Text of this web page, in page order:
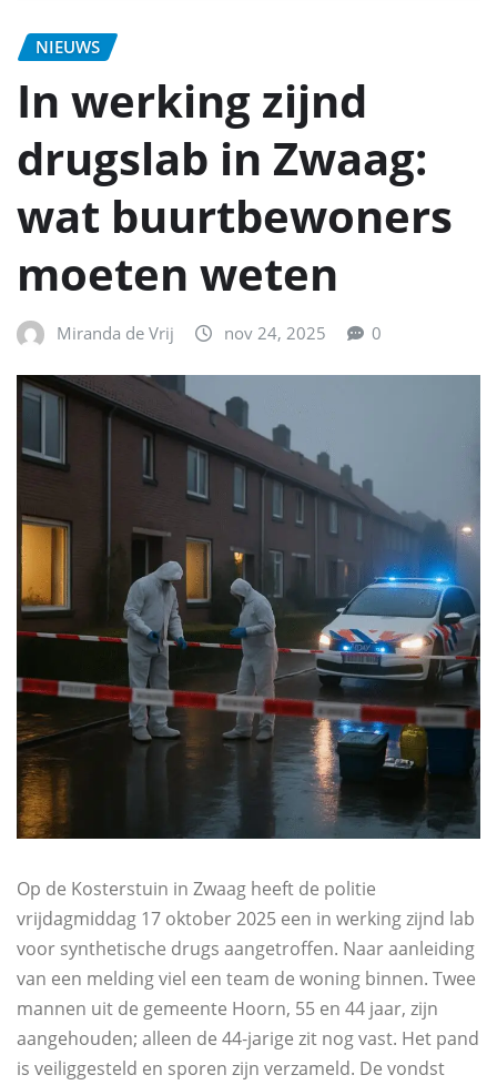
NIEUWS
In werking zijnd
drugslab in Zwaag:
wat buurtbewoners
moeten weten
Miranda de Vrij nov 24, 2025 0
Op de Kosterstuin in Zwaag heeft de politie
vrijdagmiddag 17 oktober 2025 een in werking zijnd lab
voor synthetische drugs aangetroffen. Naar aanleiding
van een melding viel een team de woning binnen. Twee
mannen uit de gemeente Hoorn, 55 en 44 jaar, zijn
aangehouden; alleen de 44‑jarige zit nog vast. Het pand
is veiliggesteld en sporen zijn verzameld. De vondst